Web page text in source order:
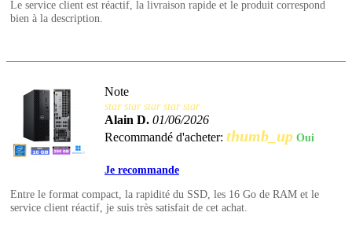
Le service client est réactif, la livraison rapide et le produit correspond
bien à la description.
Note
star star star star star
Alain D. 01/06/2026
Recommandé d'acheter: thumb_up Oui
Je recommande
Entre le format compact, la rapidité du SSD, les 16 Go de RAM et le
service client réactif, je suis très satisfait de cet achat.